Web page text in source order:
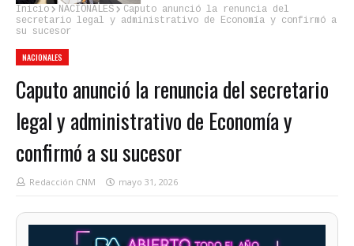
Inicio NACIONALES
Caputo anunció la renuncia del
secretario legal y administrativo de Economía y confirmó a
su sucesor
NACIONALES
Caputo anunció la renuncia del secretario
legal y administrativo de Economía y
confirmó a su sucesor
Redacción CNM mayo 31, 2026